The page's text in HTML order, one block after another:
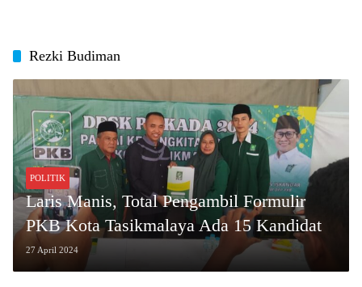
Rezki Budiman
POLITIK
Laris Manis, Total Pengambil Formulir
PKB Kota Tasikmalaya Ada 15 Kandidat
27 April 2024